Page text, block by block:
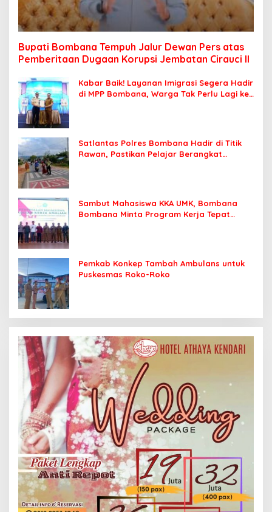
Bupati Bombana Tempuh Jalur Dewan Pers atas
Pemberitaan Dugaan Korupsi Jembatan Cirauci II
Kabar Baik! Layanan Imigrasi Segera Hadir
di MPP Bombana, Warga Tak Perlu Lagi ke
Satlantas Polres Bombana Hadir di Titik
Rawan, Pastikan Pelajar Berangkat
Sambut Mahasiswa KKA UMK, Bombana
Bombana Minta Program Kerja Tepat
Pemkab Konkep Tambah Ambulans untuk
Puskesmas Roko-Roko